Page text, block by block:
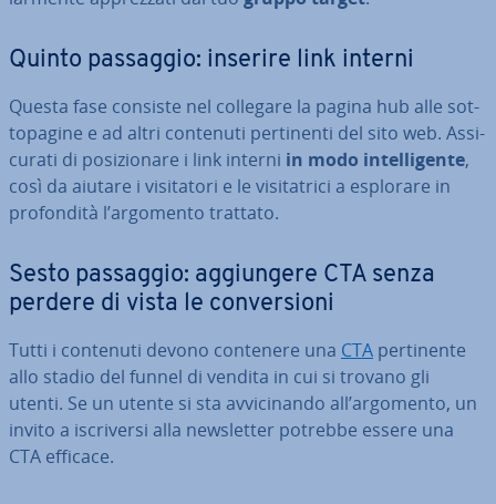
Quinto passaggio: inserire link interni
Questa fase consiste nel collegare la pagina hub alle sot­
to­pa­gi­ne e ad altri contenuti per­ti­nen­ti del sito web. As­si­
cu­ra­ti di po­si­zio­na­re i link interni in modo in­tel­li­gen­te,
così da aiutare i vi­si­ta­to­ri e le vi­si­ta­tri­ci a esplorare in
pro­fon­di­tà l’argomento trattato.
Sesto passaggio: ag­giun­ge­re CTA senza
perdere di vista le con­ver­sio­ni
Tutti i contenuti devono contenere una CTA per­ti­nen­te
allo stadio del funnel di vendita in cui si trovano gli
utenti. Se un utente si sta av­vi­ci­nan­do all’argomento, un
invito a iscri­ver­si alla new­slet­ter potrebbe essere una
CTA efficace.